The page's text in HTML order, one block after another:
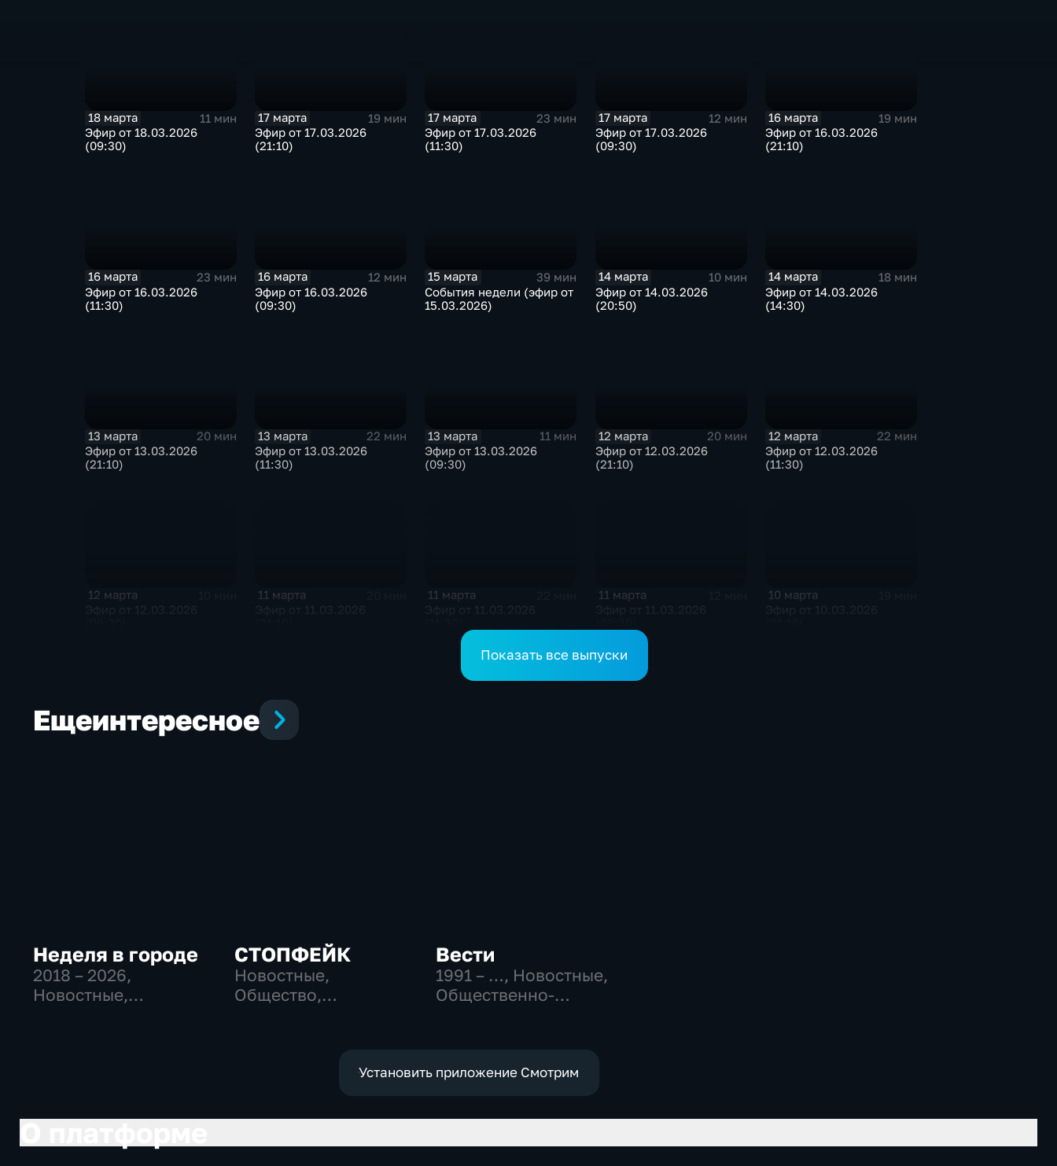
18 марта
11 мин
Эфир от 18.03.2026
(09:30)
17 марта
19 мин
Эфир от 17.03.2026
(21:10)
17 марта
23 мин
Эфир от 17.03.2026
(11:30)
17 марта
12 мин
Эфир от 17.03.2026
(09:30)
16 марта
19 мин
Эфир от 16.03.2026
(21:10)
16 марта
23 мин
Эфир от 16.03.2026
(11:30)
16 марта
12 мин
Эфир от 16.03.2026
(09:30)
15 марта
39 мин
События недели (эфир от
15.03.2026)
14 марта
10 мин
Эфир от 14.03.2026
(20:50)
14 марта
18 мин
Эфир от 14.03.2026
(14:30)
13 марта
20 мин
Эфир от 13.03.2026
(21:10)
13 марта
22 мин
Эфир от 13.03.2026
(11:30)
13 марта
11 мин
Эфир от 13.03.2026
(09:30)
12 марта
20 мин
Эфир от 12.03.2026
(21:10)
12 марта
22 мин
Эфир от 12.03.2026
(11:30)
12 марта 11 марта 11 марта 11 марта 10 марта
Показать все выпуски
Ещеинтересное
Неделя в городе
2018 – 2026,
Новостные,
СТОПФЕЙК
Новостные,
Общество,
Вести
1991 – …, Новостные,
Общественно-
Установить приложение Смотрим